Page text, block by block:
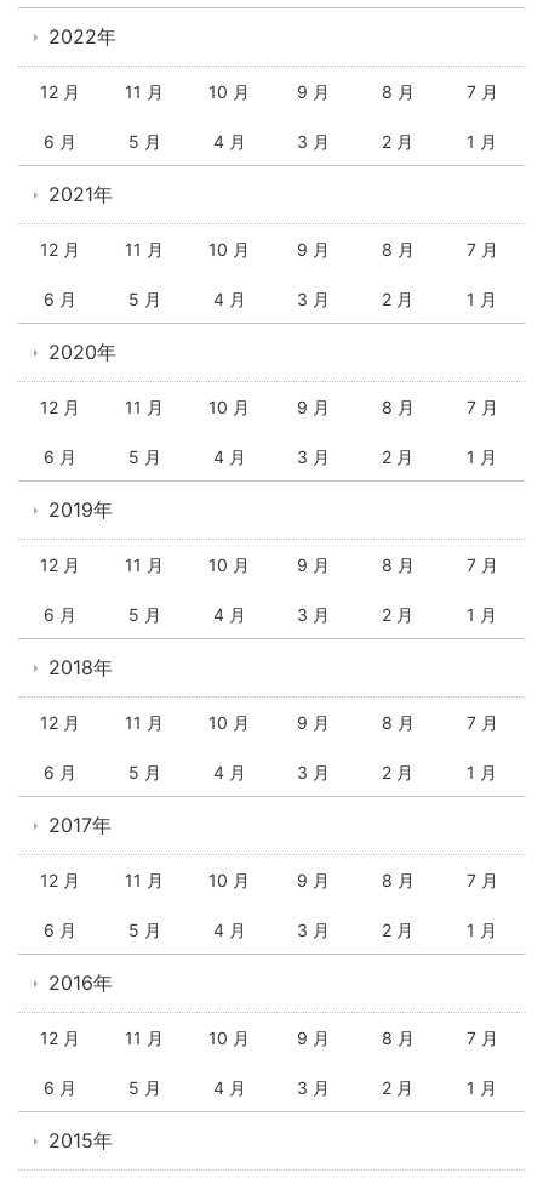
2022年
12 月 11 月 10 月 9 月 8 月 7 月
6 月 5 月 4 月 3 月 2 月 1 月
2021年
12 月 11 月 10 月 9 月 8 月 7 月
6 月 5 月 4 月 3 月 2 月 1 月
2020年
12 月 11 月 10 月 9 月 8 月 7 月
6 月 5 月 4 月 3 月 2 月 1 月
2019年
12 月 11 月 10 月 9 月 8 月 7 月
6 月 5 月 4 月 3 月 2 月 1 月
2018年
12 月 11 月 10 月 9 月 8 月 7 月
6 月 5 月 4 月 3 月 2 月 1 月
2017年
12 月 11 月 10 月 9 月 8 月 7 月
6 月 5 月 4 月 3 月 2 月 1 月
2016年
12 月 11 月 10 月 9 月 8 月 7 月
6 月 5 月 4 月 3 月 2 月 1 月
2015年